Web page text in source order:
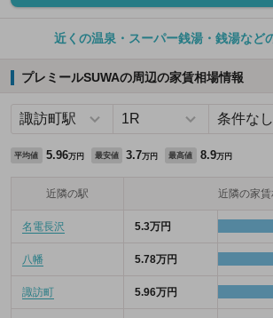
近くの温泉・スーパー銭湯・銭湯など
プレミールSUWAの周辺の家賃相場情報
平均値 5.96万円 最安値 3.7万円 最高値 8.9万円
近隣の駅 近隣の家
名電長沢 5.3万円
八幡 5.78万円
諏訪町 5.96万円